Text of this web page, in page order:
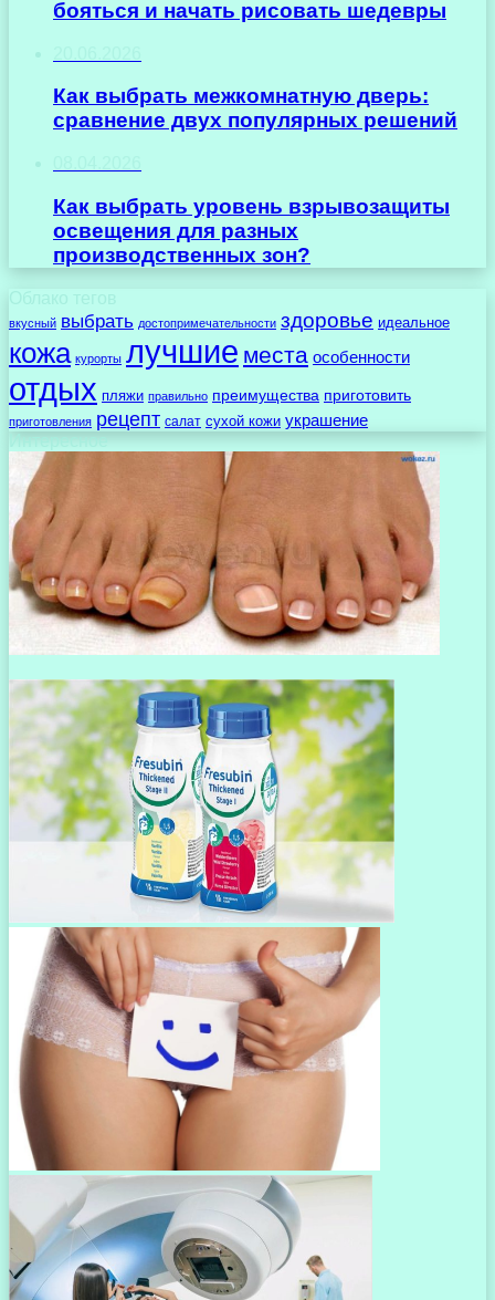
бояться и начать рисовать шедевры
Как выбрать межкомнатную дверь:
сравнение двух популярных решений
Как выбрать уровень взрывозащиты
освещения для разных
производственных зон?
Облако тегов
вкусный выбрать достопримечательности здоровье идеальное
кожа курорты лучшие места особенности
отдых пляжи правильно преимущества приготовить
приготовления рецепт салат сухой кожи украшение